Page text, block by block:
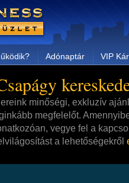
Adónaptár VIP
minőségi, exkluzív
megfelelőt.
vegye fel a
a lehetőségekről